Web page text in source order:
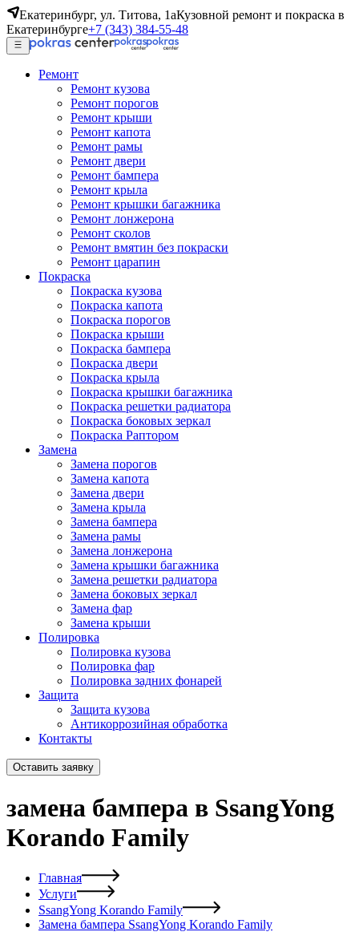
Екатеринбург, ул. Титова, 1аКузовной ремонт и покраска в
Екатеринбурге+7 (343) 384-55-48
Ремонт
Ремонт кузова
Ремонт порогов
Ремонт крыши
Ремонт капота
Ремонт рамы
Ремонт двери
Ремонт бампера
Ремонт крыла
Ремонт крышки багажника
Ремонт лонжерона
Ремонт сколов
Ремонт вмятин без покраски
Ремонт царапин
Покраска
Покраска кузова
Покраска капота
Покраска порогов
Покраска крыши
Покраска бампера
Покраска двери
Покраска крыла
Покраска крышки багажника
Покраска решетки радиатора
Покраска боковых зеркал
Покраска Раптором
Замена
Замена порогов
Замена капота
Замена двери
Замена крыла
Замена бампера
Замена рамы
Замена лонжерона
Замена крышки багажника
Замена решетки радиатора
Замена боковых зеркал
Замена фар
Замена крыши
Полировка
Полировка кузова
Полировка фар
Полировка задних фонарей
Защита
Защита кузова
Антикоррозийная обработка
Контакты
Оставить заявку
замена бампера в SsangYong
Korando Family
Главная
Услуги
SsangYong Korando Family
Замена бампера SsangYong Korando Family